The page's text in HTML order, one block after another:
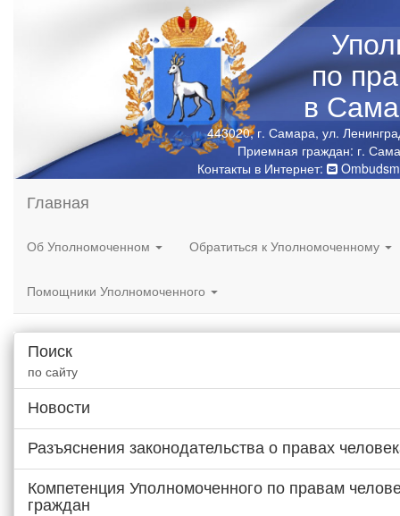
по
в
443020, г. Самара, ул.
Приемная граждан: г.
Контакты в Интернет:
Главная
Об Уполномоченном Обратиться к Уполномоченному
Помощники Уполномоченного
Поиск
по сайту
Новости
Разъяснения законодательства о правах
Компетенция Уполномоченного по правам
граждан